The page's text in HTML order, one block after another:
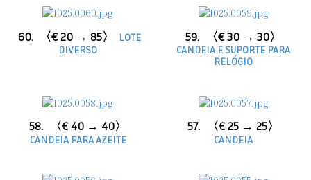
60. 〈€ 20 → 85〉
LOTE
DIVERSO
59. 〈€ 30 → 30〉
CANDEIA E SUPORTE PARA
RELÓGIO
58. 〈€ 40 → 40〉
CANDEIA PARA AZEITE
57. 〈€ 25 → 25〉
CANDEIA